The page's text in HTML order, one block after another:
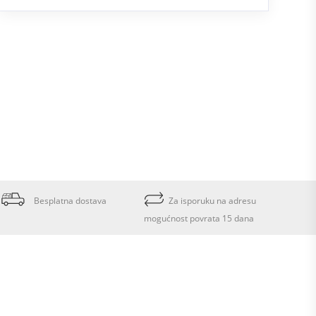
Besplatna dostava
Za isporuku na adresu
mogućnost povrata 15 dana